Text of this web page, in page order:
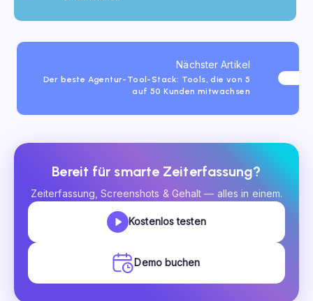
Nächster Artikel
Der beste Agentur-Tool-Stack: Tools, die von 5
auf 50 Kunden mitwachsen
Bereit für smarte Zeiterfassung?
Zeiterfassung, Screenshots & Gehalt — alles in einem.
Kostenlos testen
Demo buchen